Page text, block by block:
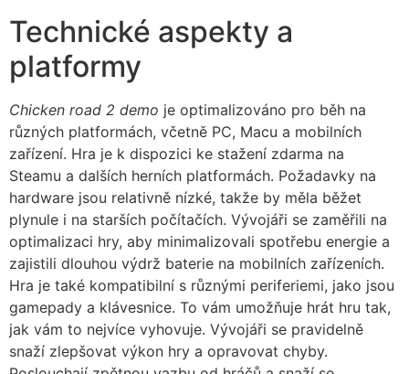
Technické aspekty a
platformy
Chicken road 2 demo je optimalizováno pro běh na
různých platformách, včetně PC, Macu a mobilních
zařízení. Hra je k dispozici ke stažení zdarma na
Steamu a dalších herních platformách. Požadavky na
hardware jsou relativně nízké, takže by měla běžet
plynule i na starších počítačích. Vývojáři se zaměřili na
optimalizaci hry, aby minimalizovali spotřebu energie a
zajistili dlouhou výdrž baterie na mobilních zařízeních.
Hra je také kompatibilní s různými periferiemi, jako jsou
gamepady a klávesnice. To vám umožňuje hrát hru tak,
jak vám to nejvíce vyhovuje. Vývojáři se pravidelně
snaží zlepšovat výkon hry a opravovat chyby.